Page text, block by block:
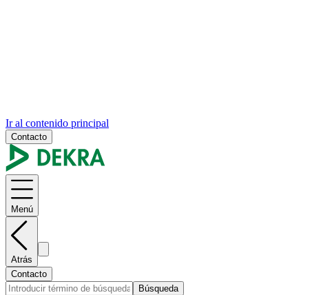
Ir al contenido principal
Contacto
Menú
Atrás
Contacto
Búsqueda